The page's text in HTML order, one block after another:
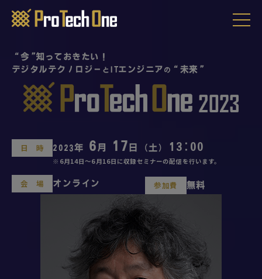
“ 今 ”知っておきたい！
デジタルテクノロジー と ITエンジニア の“ 未来 ”
日 時 2023年 6 月 17 日 (土) 13:00
※6月14日～6月16日に収録セミナーの配信を行います。
会 場 オンライン 参加費 無料